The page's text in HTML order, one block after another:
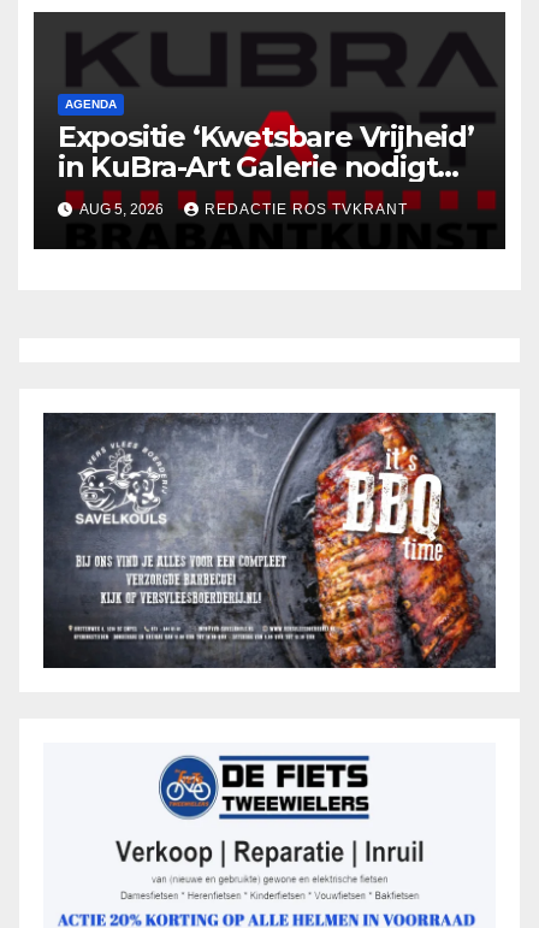
AGENDA
Expositie ‘Kwetsbare Vrijheid’
in KuBra-Art Galerie nodigt
uit tot ontmoeting en
reflectie
AUG 5, 2026 REDACTIE ROS TVKRANT